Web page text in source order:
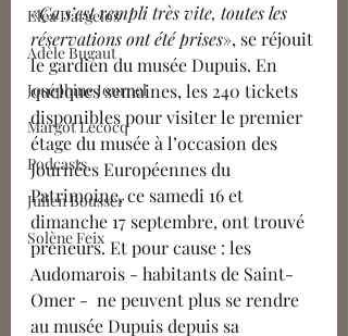
Eléa Dargelos
Adèle Bugaut
Joséphine Journel
Margot Lecocq
Podcasts
Julien Bousser
Solène Feix
«Ça s’est rempli très vite, toutes les
réservations ont été prises», se réjouit
le gardien du musée Dupuis. En
quelques semaines, les 240 tickets
disponibles pour visiter le premier
étage du musée à l’occasion des
Journées Européennes du
Patrimoine, ce samedi 16 et
dimanche 17 septembre, ont trouvé
preneurs. Et pour cause : les
Audomarois - habitants de Saint-
Omer -  ne peuvent plus se rendre
au musée Dupuis depuis sa